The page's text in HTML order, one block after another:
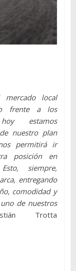
mercado local
frente a los
estamos
nuestro plan
permitirá ir
posición en
siempre,
entregando
comodidad y
de nuestros
Trotta